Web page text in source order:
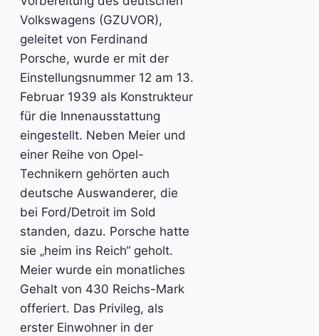
Volkswagens (GZUVOR),
geleitet von Ferdinand
Porsche, wurde er mit der
Einstellungsnummer 12 am 13.
Februar 1939 als Konstrukteur
für die Innenausstattung
eingestellt. Neben Meier und
einer Reihe von Opel-
Technikern gehörten auch
deutsche Auswanderer, die
bei Ford/Detroit im Sold
standen, dazu. Porsche hatte
sie „heim ins Reich“ geholt.
Meier wurde ein monatliches
Gehalt von 430 Reichs-Mark
offeriert. Das Privileg, als
erster Einwohner in der